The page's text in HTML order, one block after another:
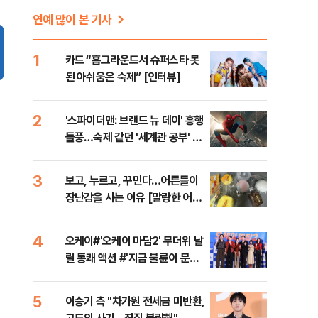
연예 많이 본 기사
1
카드 “홈그라운드서 슈퍼스타 못
된 아쉬움은 숙제” [인터뷰]
2
'스파이더맨: 브랜드 뉴 데이' 흥행
돌풍…숙제 같던 '세계관 공부' 덜
3
보고, 누르고, 꾸민다…어른들이
장난감을 사는 이유 [말랑한 어른
4
오케이#'오케이 마담2' 무더위 날
릴 통쾌 액션 #'지금 불륜이 문제
사진관]
5
이승기 측 "차가원 전세금 미반환,